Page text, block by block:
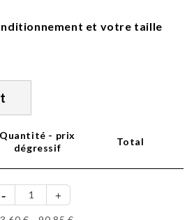
et votre taille
Quantité - prix
dégressif
Total